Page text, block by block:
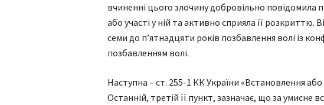
вчиненні цього злочину добровільно повідомила
або участі у ній та активно сприяла її розкриттю.
семи до п’ятнадцяти років позбавлення волі із
позбавленням волі.
Наступна – ст. 255-1 КК України «Встановлення
Останній, третій її пункт, зазначає, що за умисне